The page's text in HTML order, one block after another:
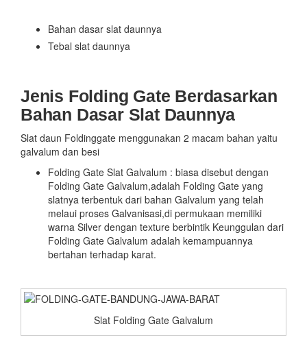
Bahan dasar slat daunnya
Tebal slat daunnya
Jenis Folding Gate Berdasarkan
Bahan Dasar Slat Daunnya
Slat daun Foldinggate menggunakan 2 macam bahan yaitu
galvalum dan besi
Folding Gate Slat Galvalum : biasa disebut dengan
Folding Gate Galvalum,adalah Folding Gate yang
slatnya terbentuk dari bahan Galvalum yang telah
melaui proses Galvanisasi,di permukaan memiliki
warna Silver dengan texture berbintik Keunggulan dari
Folding Gate Galvalum adalah kemampuannya
bertahan terhadap karat.
Slat Folding Gate Galvalum